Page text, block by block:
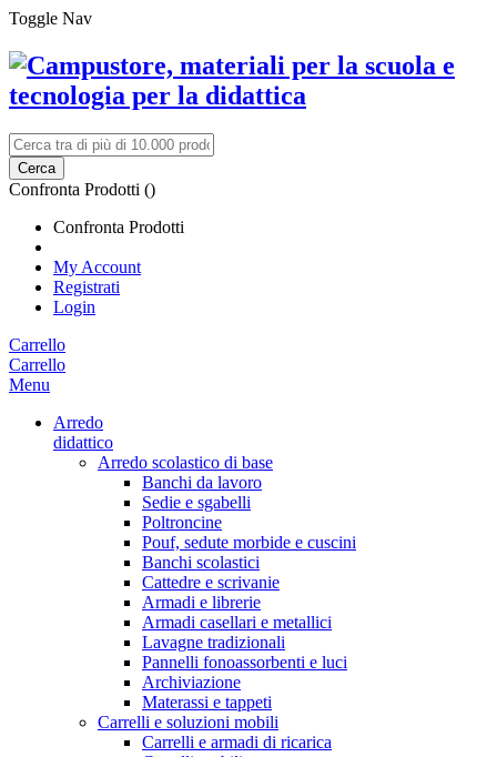
Toggle Nav
Cerca
Confronta Prodotti ()
Confronta Prodotti
My Account
Registrati
Login
Carrello
Carrello
Menu
Arredo
didattico
Arredo scolastico di base
Banchi da lavoro
Sedie e sgabelli
Poltroncine
Pouf, sedute morbide e cuscini
Banchi scolastici
Cattedre e scrivanie
Armadi e librerie
Armadi casellari e metallici
Lavagne tradizionali
Pannelli fonoassorbenti e luci
Archiviazione
Materassi e tappeti
Carrelli e soluzioni mobili
Carrelli e armadi di ricarica